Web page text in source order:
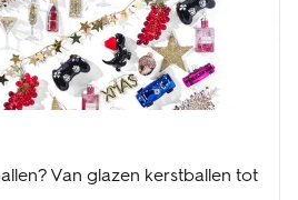
Van glazen kerstballen tot